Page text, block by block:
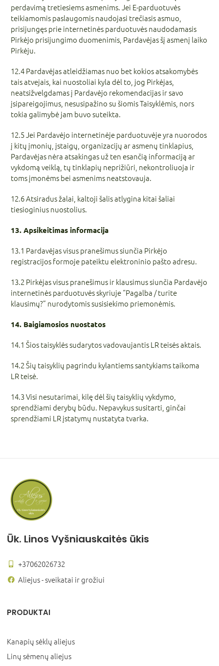
perdavimą tretiesiems asmenims. Jei E-parduotuvės
teikiamomis paslaugomis naudojasi trečiasis asmuo,
prisijungęs prie internetinės parduotuvės naudodamasis
Pirkėjo prisijungimo duomenimis, Pardavėjas šį asmenį laiko
Pirkėju.
12.4 Pardavėjas atleidžiamas nuo bet kokios atsakomybės
tais atvejais, kai nuostoliai kyla dėl to, jog Pirkėjas,
neatsižvelgdamas į Pardavėjo rekomendacijas ir savo
įsipareigojimus, nesusipažino su šiomis Taisyklėmis, nors
tokia galimybė jam buvo suteikta.
12.5 Jei Pardavėjo internetinėje parduotuvėje yra nuorodos
į kitų įmonių, įstaigų, organizacijų ar asmenų tinklapius,
Pardavėjas nėra atsakingas už ten esančią informaciją ar
vykdomą veiklą, tų tinklapių neprižiūri, nekontroliuoja ir
toms įmonėms bei asmenims neatstovauja.
12.6 Atsiradus žalai, kaltoji šalis atlygina kitai šaliai
tiesioginius nuostolius.
13. Apsikeitimas informacija
13.1 Pardavėjas visus pranešimus siunčia Pirkėjo
registracijos formoje pateiktu elektroninio pašto adresu.
13.2 Pirkėjas visus pranešimus ir klausimus siunčia Pardavėjo
internetinės parduotuvės skyriuje “Pagalba / turite
klausimų?” nurodytomis susisiekimo priemonėmis.
14. Baigiamosios nuostatos
14.1 Šios taisyklės sudarytos vadovaujantis LR teisės aktais.
14.2 Šių taisyklių pagrindu kylantiems santykiams taikoma
LR teisė.
14.3 Visi nesutarimai, kilę dėl šių taisyklių vykdymo,
sprendžiami derybų būdu. Nepavykus susitarti, ginčai
sprendžiami LR įstatymų nustatyta tvarka.
Ūk. Linos Vyšniauskaitės ūkis
+37062026732
Aliejus - sveikatai ir grožiui
PRODUKTAI
Kanapių sėklų aliejus
Linų sėmenų aliejus